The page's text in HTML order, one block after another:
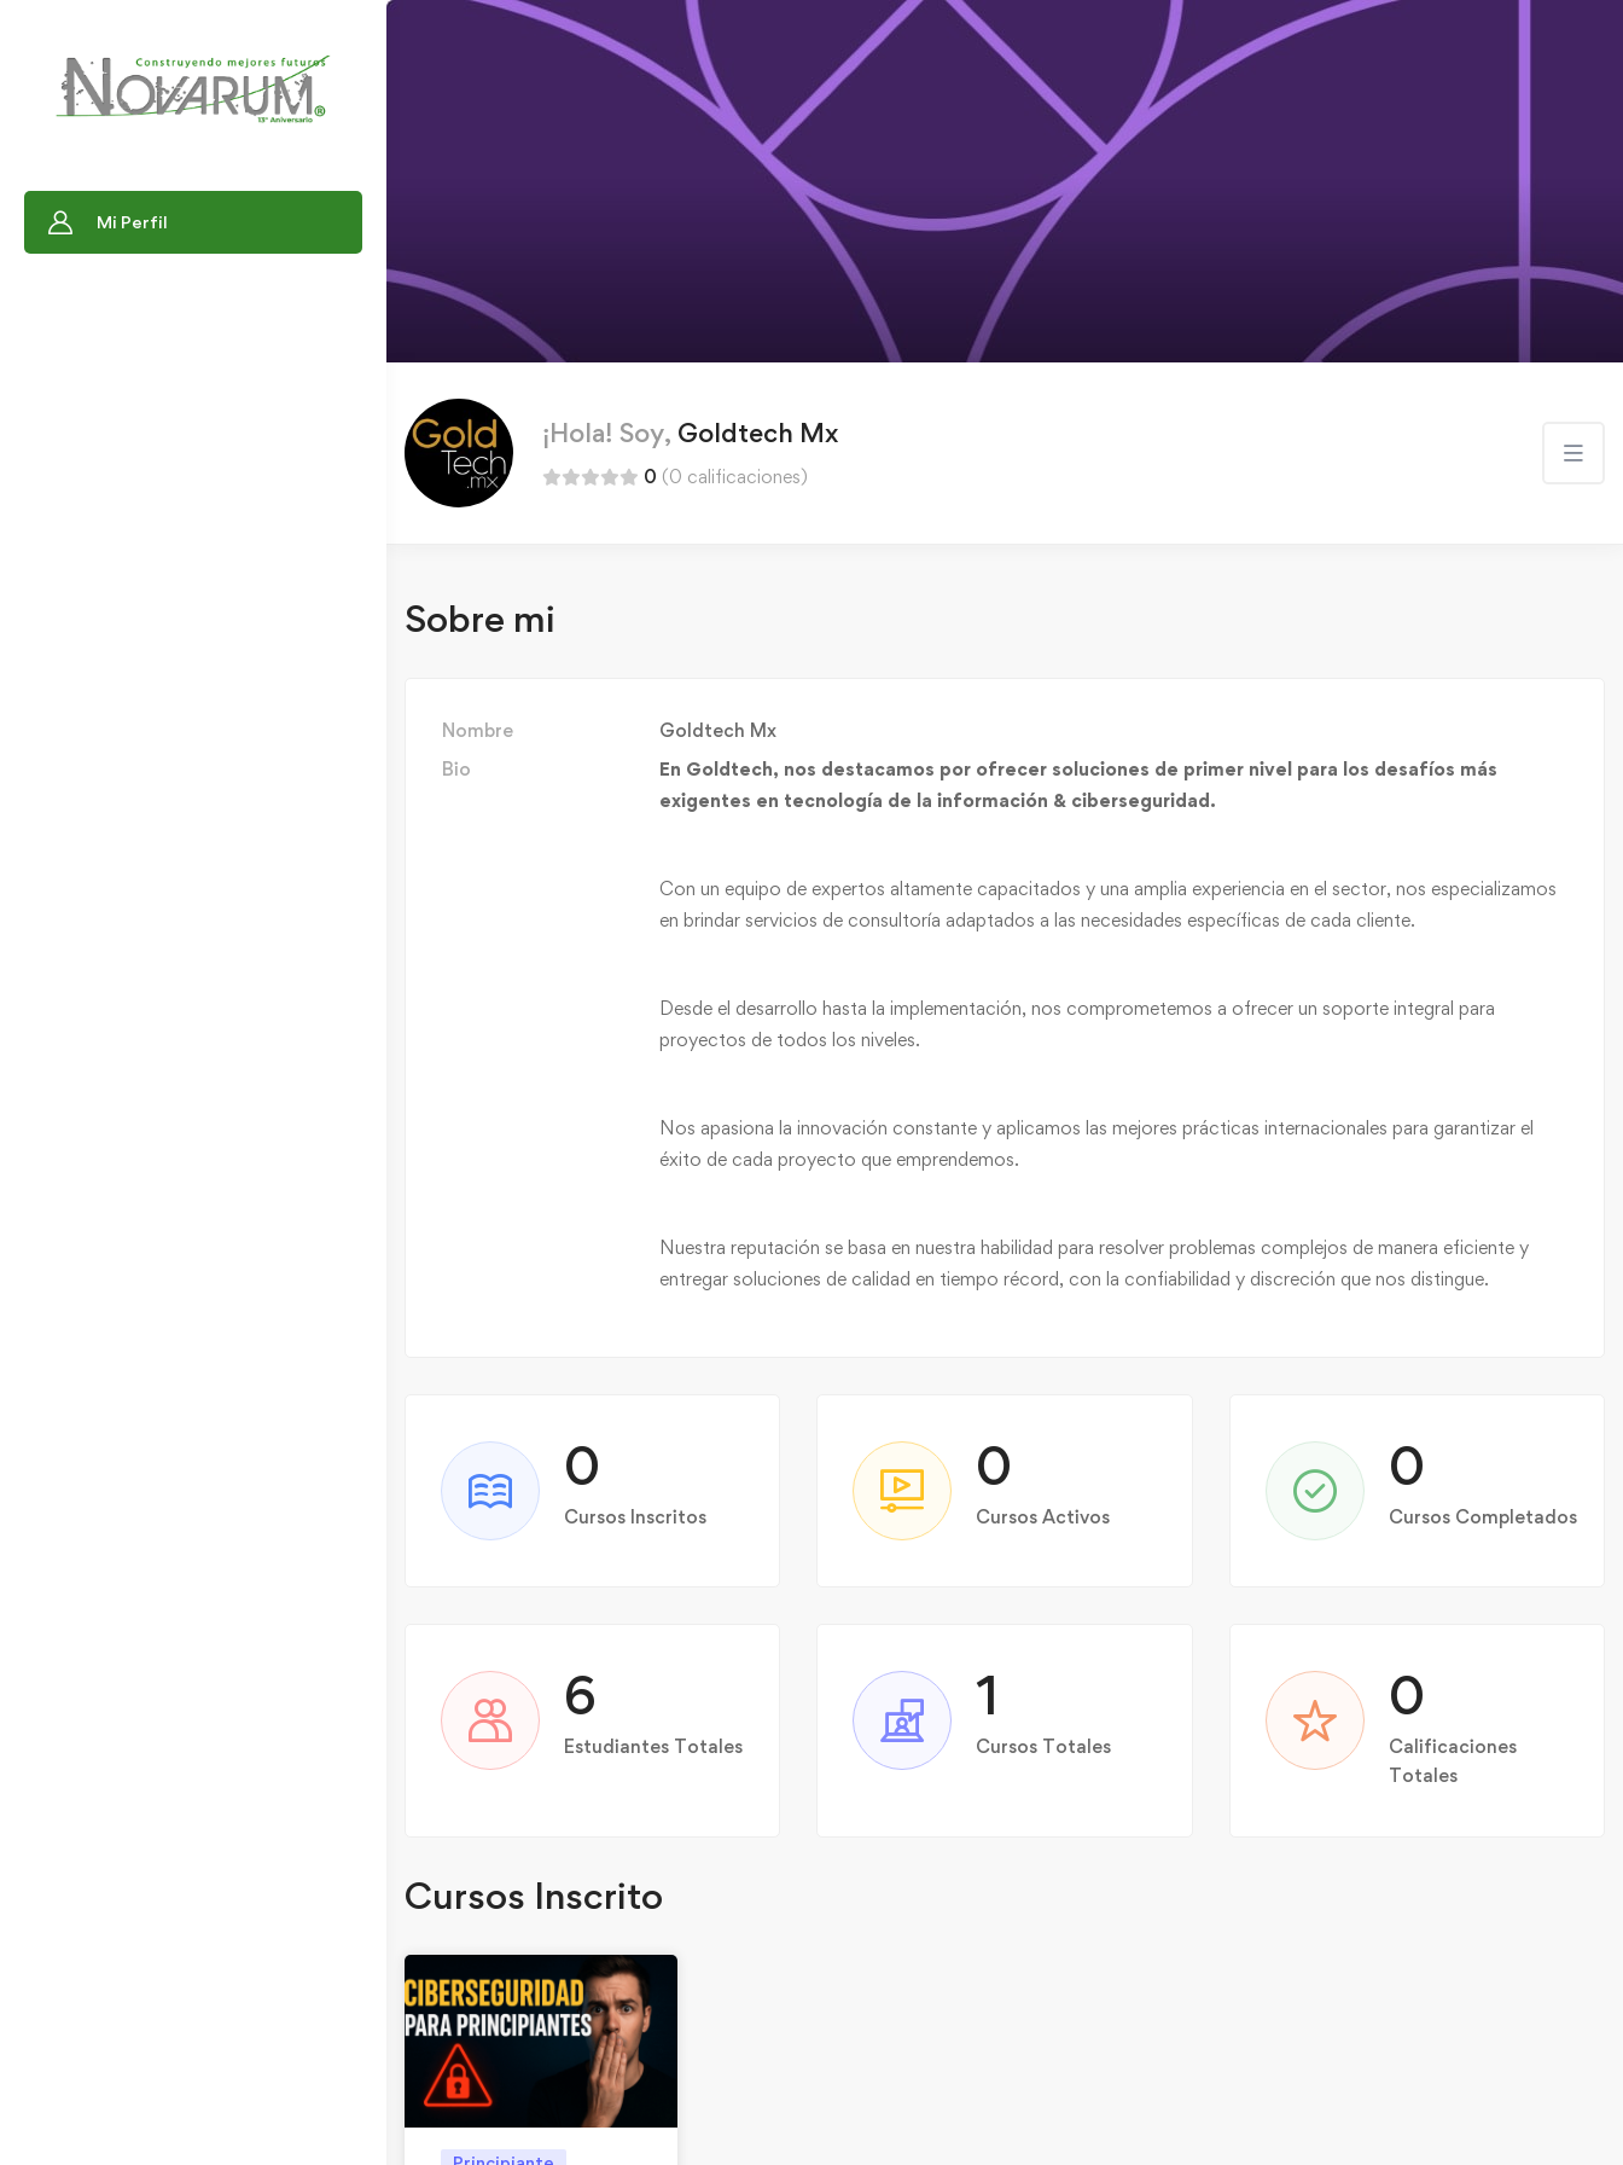
¡Hola! Soy, Goldtech Mx
0 (0 calificaciones)
Sobre mi
Nombre
Goldtech Mx
Bio
En Goldtech, nos destacamos por ofrecer soluciones de primer nivel para los desafíos más
exigentes en tecnología de la información & ciberseguridad.
Con un equipo de expertos altamente capacitados y una amplia experiencia en el sector, nos especializamos
en brindar servicios de consultoría adaptados a las necesidades específicas de cada cliente.
Desde el desarrollo hasta la implementación, nos comprometemos a ofrecer un soporte integral para
proyectos de todos los niveles.
Nos apasiona la innovación constante y aplicamos las mejores prácticas internacionales para garantizar el
éxito de cada proyecto que emprendemos.
Nuestra reputación se basa en nuestra habilidad para resolver problemas complejos de manera eficiente y
entregar soluciones de calidad en tiempo récord, con la confiabilidad y discreción que nos distingue.
0
Cursos Inscritos
0
Cursos Activos
0
Cursos Completados
6
Estudiantes Totales
1
Cursos Totales
0
Calificaciones
Totales
Cursos Inscrito
Mi Perfil